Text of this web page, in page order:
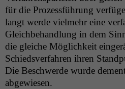
für die Prozess­führung
langt werde vielmehr eine
Gle­ich­be­hand­lung in dem
die gle­iche Möglichkeit
Schiedsver­fahren ihren
Die Beschw­erde wurde
abgewiesen.